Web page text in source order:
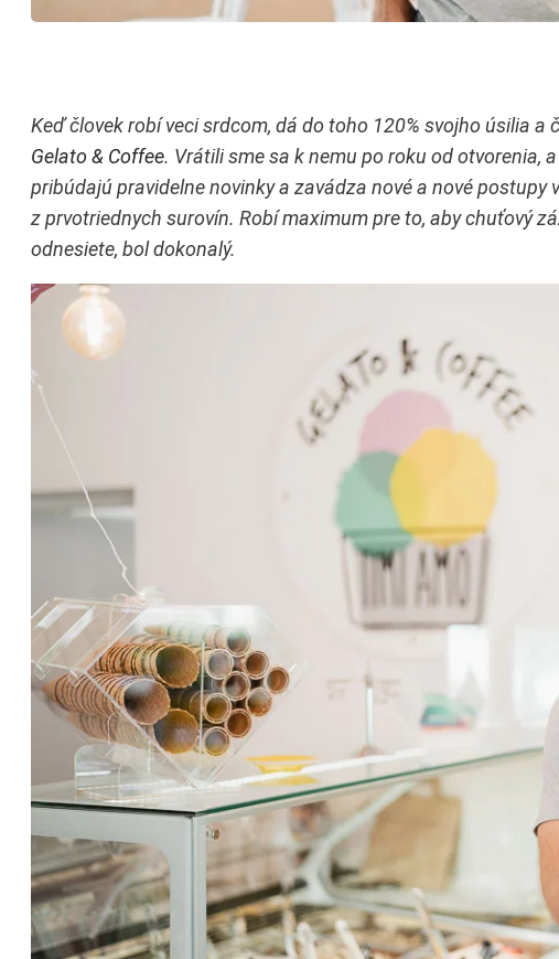
Keď človek robí veci srdcom, dá do toho 120% svojho úsilia
Gelato & Coffee. Vrátili sme sa k nemu po roku od otvorenia,
pribúdajú pravidelne novinky a zavádza nové a nové
z prvotriednych surovín. Robí maximum pre to, aby chuťový
odnesiete, bol dokonalý.